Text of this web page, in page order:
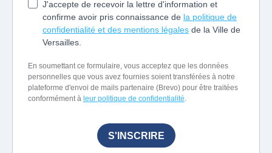
J'accepte de recevoir la lettre d'information et
confirme avoir pris connaissance de la politique de
confidentialité et des mentions légales de la Ville de
Versailles.
En soumettant ce formulaire, vous acceptez que les données
personnelles que vous avez fournies soient transférées à notre
plateforme d'envoi de mails partenaire (Brevo) pour être traitées
conformément à leur politique de confidentialité.
S'INSCRIRE